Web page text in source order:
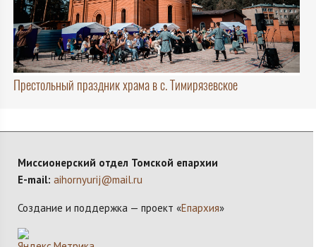
Престольный праздник храма в с. Тимирязевское
Миссионерский отдел Томской епархии
E-mail: aihornyurij@mail.ru
Создание и поддержка — проект «Епархия»